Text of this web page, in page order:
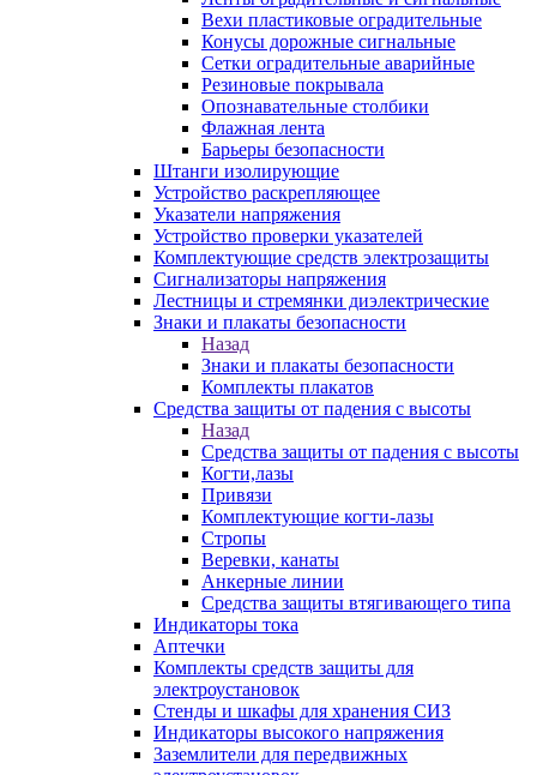
Вехи пластиковые оградительные
Конусы дорожные сигнальные
Сетки оградительные аварийные
Резиновые покрывала
Опознавательные столбики
Флажная лента
Барьеры безопасности
Штанги изолирующие
Устройство раскрепляющее
Указатели напряжения
Устройство проверки указателей
Комплектующие средств электрозащиты
Сигнализаторы напряжения
Лестницы и стремянки диэлектрические
Знаки и плакаты безопасности
Назад
Знаки и плакаты безопасности
Комплекты плакатов
Средства защиты от падения с высоты
Назад
Средства защиты от падения с высоты
Когти,лазы
Привязи
Комплектующие когти-лазы
Стропы
Веревки, канаты
Анкерные линии
Средства защиты втягивающего типа
Индикаторы тока
Аптечки
Комплекты средств защиты для
электроустановок
Стенды и шкафы для хранения СИЗ
Индикаторы высокого напряжения
Заземлители для передвижных